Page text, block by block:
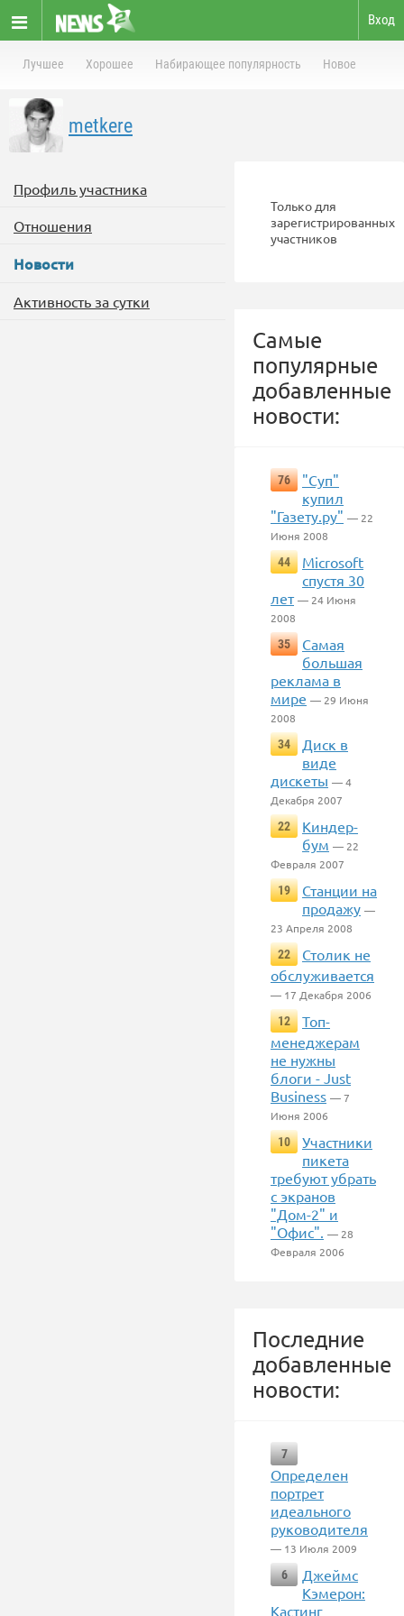
Вход
Лучшее Хорошее Набирающее популярность Новое
metkere
Профиль участника
Отношения
Новости
Активность за сутки
Только для
зарегистрированных
участников
Самые
популярные
добавленные
новости:
76
"Суп"
купил
"Газету.ру" — 22
Июня 2008
44
Microsoft
спустя 30
лет — 24 Июня
2008
35
Самая
большая
реклама в
мире — 29 Июня
2008
34
Диск в
виде
дискеты — 4
Декабря 2007
22
Киндер-
бум — 22
Февраля 2007
19
Станции на
продажу —
23 Апреля 2008
22
Столик не
обслуживается
— 17 Декабря 2006
12
Топ-
менеджерам
не нужны
блоги - Just
Business — 7
Июня 2006
10
Участники
пикета
требуют убрать
с экранов
"Дом-2" и
"Офис". — 28
Февраля 2006
Последние
добавленные
новости:
7
Определен
портрет
идеального
руководителя
— 13 Июля 2009
6
Джеймс
Кэмерон:
Кастинг